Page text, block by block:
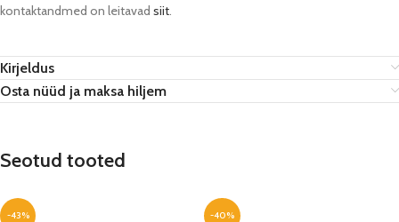
kontaktandmed on leitavad siit.
Kirjeldus
Osta nüüd ja maksa hiljem
Seotud tooted
-43% -40%